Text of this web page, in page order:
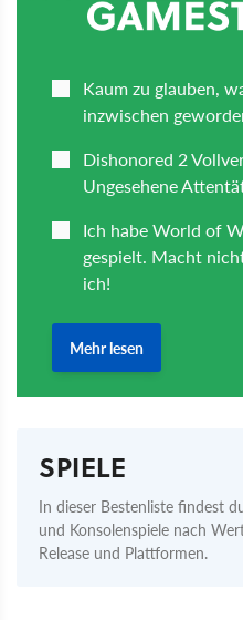
SPIELE
In dieser Bestenliste findest
und Konsolenspiele nach
Release und Plattformen.